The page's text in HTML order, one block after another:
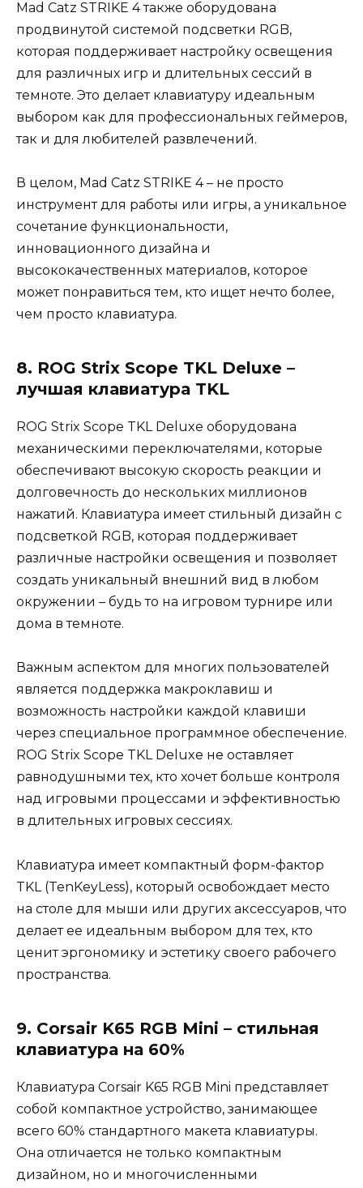
Mad Catz STRIKE 4 также оборудована
продвинутой системой подсветки RGB,
которая поддерживает настройку освещения
для различных игр и длительных сессий в
темноте. Это делает клавиатуру идеальным
выбором как для профессиональных геймеров,
так и для любителей развлечений.
В целом, Mad Catz STRIKE 4 – не просто
инструмент для работы или игры, а уникальное
сочетание функциональности,
инновационного дизайна и
высококачественных материалов, которое
может понравиться тем, кто ищет нечто более,
чем просто клавиатура.
8. ROG Strix Scope TKL Deluxe –
лучшая клавиатура TKL
ROG Strix Scope TKL Deluxe оборудована
механическими переключателями, которые
обеспечивают высокую скорость реакции и
долговечность до нескольких миллионов
нажатий. Клавиатура имеет стильный дизайн с
подсветкой RGB, которая поддерживает
различные настройки освещения и позволяет
создать уникальный внешний вид в любом
окружении – будь то на игровом турнире или
дома в темноте.
Важным аспектом для многих пользователей
является поддержка макроклавиш и
возможность настройки каждой клавиши
через специальное программное обеспечение.
ROG Strix Scope TKL Deluxe не оставляет
равнодушными тех, кто хочет больше контроля
над игровыми процессами и эффективностью
в длительных игровых сессиях.
Клавиатура имеет компактный форм-фактор
TKL (TenKeyLess), который освобождает место
на столе для мыши или других аксессуаров, что
делает ее идеальным выбором для тех, кто
ценит эргономику и эстетику своего рабочего
пространства.
9. Corsair K65 RGB Mini – стильная
клавиатура на 60%
Клавиатура Corsair K65 RGB Mini представляет
собой компактное устройство, занимающее
всего 60% стандартного макета клавиатуры.
Она отличается не только компактным
дизайном, но и многочисленными